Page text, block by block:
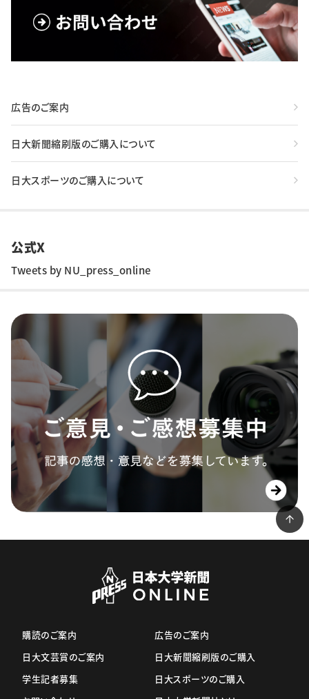
広告のご案内
日大新聞縮刷版のご購入について
日大スポーツのご購入について
公式X
Tweets by NU_press_online
購読のご案内
日大文芸賞のご案内
学生記者募集
広告のご案内
日大新聞縮刷版のご購入
日大スポーツのご購入